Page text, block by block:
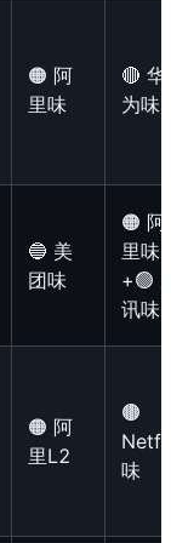
🟠 阿
里味
🔴 华
为味
🔵 美
团味
🟠 阿
里味
+🟢
讯味
🟠 阿
里L2
🟤
味